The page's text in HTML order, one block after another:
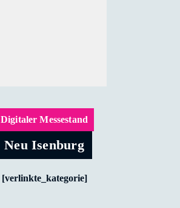
Digitaler Messestand
Neu Isenburg
[verlinkte_kategorie]